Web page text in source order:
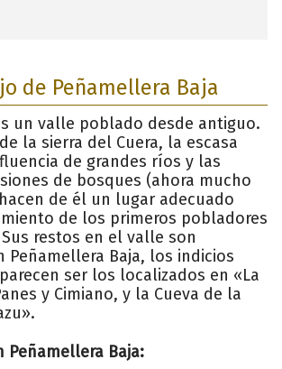
de Peñamellera Baja
un valle poblado desde antiguo.
la sierra del Cuera, la escasa
de grandes ríos y las
de bosques (ahora mucho
de él un lugar adecuado
de los primeros pobladores
restos en el valle son
Peñamellera Baja, los indicios
ser los localizados en «La
y Cimiano, y la Cueva de la
Peñamellera Baja: